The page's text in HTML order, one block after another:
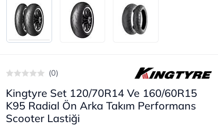
(0)
Kingtyre Set 120/70R14 Ve 160/60R15
K95 Radial Ön Arka Takım Performans
Scooter Lastiği